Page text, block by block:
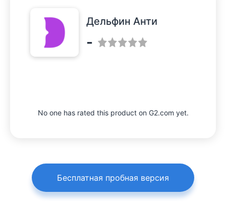
Дельфин Анти
-
No one has rated this product on G2.com yet.
Бесплатная пробная версия